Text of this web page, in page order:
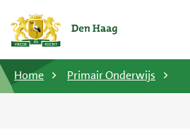
Home Primair Onderwijs